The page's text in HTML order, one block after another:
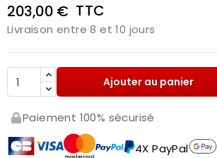
203,00 € TTC
Livraison entre 8 et 10 jours
Ajouter au panier
Paiement 100% sécurisé
4X PayPal